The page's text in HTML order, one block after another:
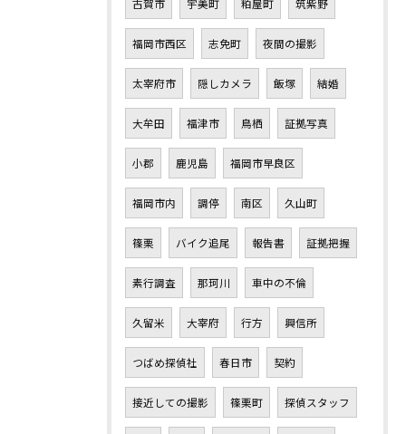
古賀市 宇美町 粕屋町 筑紫野
福岡市西区 志免町 夜間の撮影
太宰府市 隠しカメラ 飯塚 結婚
大牟田 福津市 鳥栖 証拠写真
小郡 鹿児島 福岡市早良区
福岡市内 調停 南区 久山町
篠栗 バイク追尾 報告書 証拠把握
素行調査 那珂川 車中の不倫
久留米 大宰府 行方 興信所
つばめ探偵社 春日市 契約
接近しての撮影 篠栗町 探偵スタッフ